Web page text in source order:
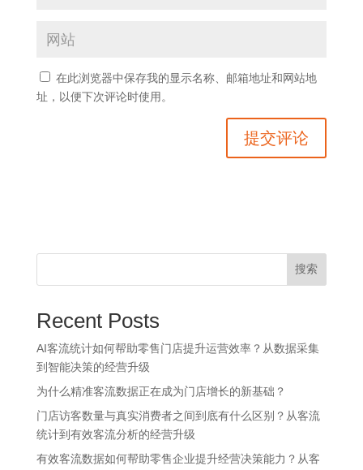
在此浏览器中保存我的显示名称、邮箱地址和网站地
址，以便下次评论时使用。
搜索
Recent Posts
AI客流统计如何帮助零售门店提升运营效率？从数据采集
到智能决策的经营升级
为什么精准客流数据正在成为门店增长的新基础？
门店访客数量与真实消费者之间到底有什么区别？从客流
统计到有效客流分析的经营升级
有效客流数据如何帮助零售企业提升经营决策能力？从客